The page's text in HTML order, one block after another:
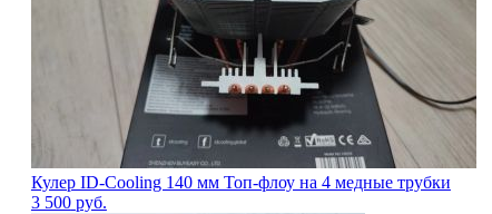
Кулер ID-Cooling 140 мм Топ-флоу на 4 медные трубки
3 500 руб.